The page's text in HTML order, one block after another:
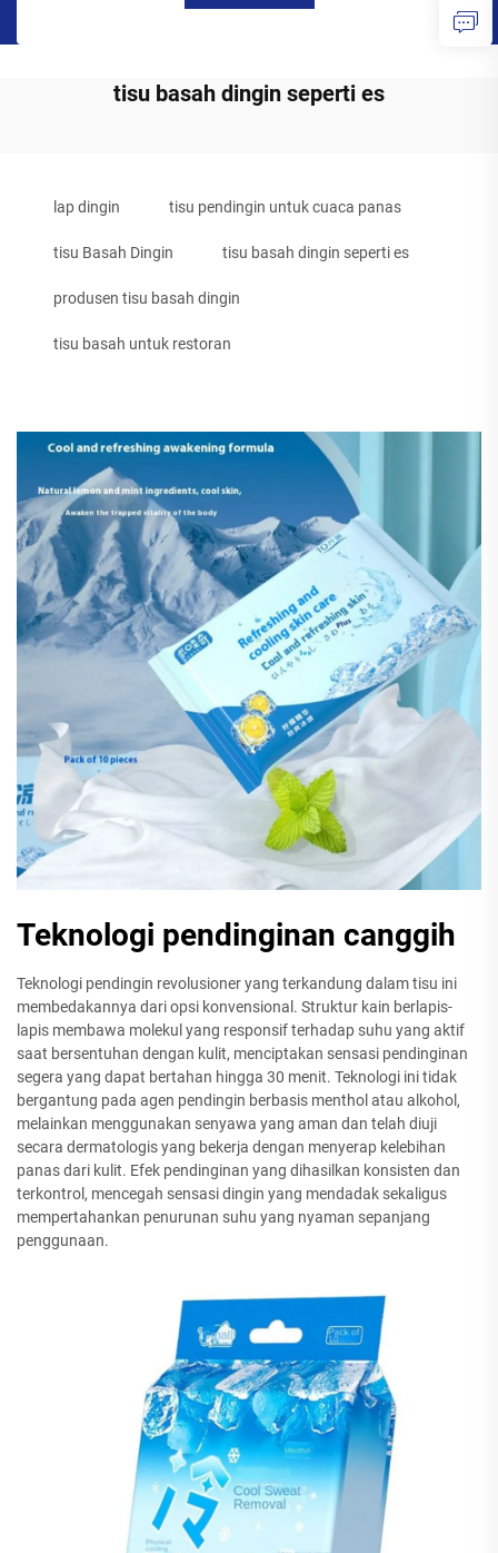
tisu basah dingin seperti es
lap dingin tisu pendingin untuk cuaca panas
tisu Basah Dingin tisu basah dingin seperti es
produsen tisu basah dingin
tisu basah untuk restoran
Teknologi pendinginan canggih
Teknologi pendingin revolusioner yang terkandung dalam tisu ini
membedakannya dari opsi konvensional. Struktur kain berlapis-
lapis membawa molekul yang responsif terhadap suhu yang aktif
saat bersentuhan dengan kulit, menciptakan sensasi pendinginan
segera yang dapat bertahan hingga 30 menit. Teknologi ini tidak
bergantung pada agen pendingin berbasis menthol atau alkohol,
melainkan menggunakan senyawa yang aman dan telah diuji
secara dermatologis yang bekerja dengan menyerap kelebihan
panas dari kulit. Efek pendinginan yang dihasilkan konsisten dan
terkontrol, mencegah sensasi dingin yang mendadak sekaligus
mempertahankan penurunan suhu yang nyaman sepanjang
penggunaan.